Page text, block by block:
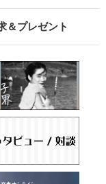
＆プレゼント